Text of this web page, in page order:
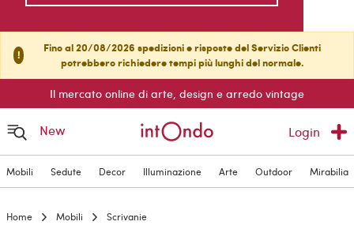
!
Fino al 20/08/2026 spedizioni e risposte del Servizio Clienti
potrebbero richiedere tempi più lunghi del normale.
Il mercato online di arte, design e arredo vintage
New Login
Mobili Sedute Decor Illuminazione Arte Outdoor Mirabilia
Home Mobili Scrivanie